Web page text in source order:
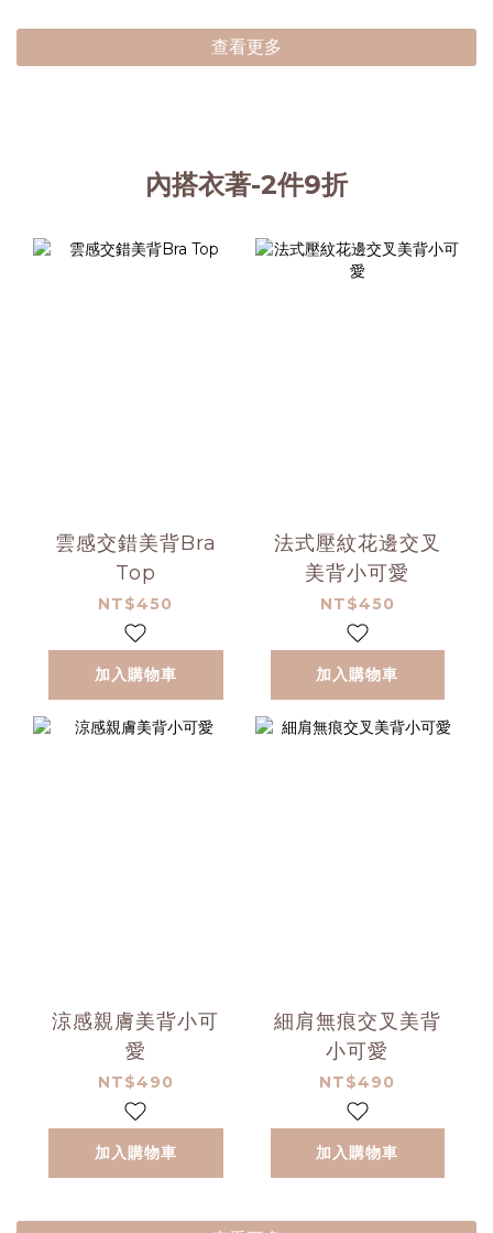
查看更多
內搭衣著-2件9折
雲感交錯美背Bra
Top
NT$450
加入購物車
法式壓紋花邊交叉
美背小可愛
NT$450
加入購物車
涼感親膚美背小可
愛
NT$490
加入購物車
細肩無痕交叉美背
小可愛
NT$490
加入購物車